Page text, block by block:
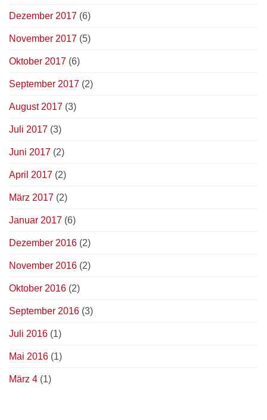
Dezember 2017 (6)
November 2017 (5)
Oktober 2017 (6)
September 2017 (2)
August 2017 (3)
Juli 2017 (3)
Juni 2017 (2)
April 2017 (2)
März 2017 (2)
Januar 2017 (6)
Dezember 2016 (2)
November 2016 (2)
Oktober 2016 (2)
September 2016 (3)
Juli 2016 (1)
Mai 2016 (1)
März 4 (1)